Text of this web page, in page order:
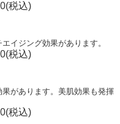
税込)
イジング効果があります。
税込)
があります。美肌効果も発揮
税込)